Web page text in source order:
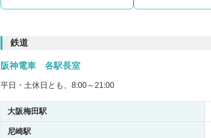
鉄道
阪神電車 各駅長室
平日・土休日とも、8:00～21:00
大阪梅田駅
尼崎駅